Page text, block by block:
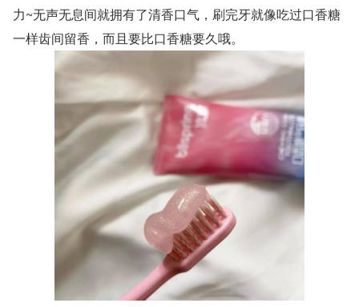
力~无声无息间就拥有了清香口气，刷完牙就像吃过口香糖
一样齿间留香，而且要比口香糖要久哦。